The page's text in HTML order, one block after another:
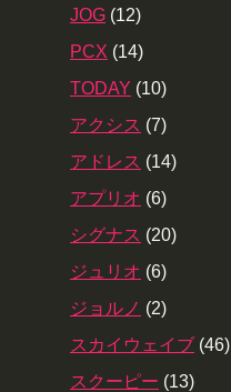
JOG (12)
PCX (14)
TODAY (10)
アクシス (7)
アドレス (14)
アプリオ (6)
シグナス (20)
ジュリオ (6)
ジョルノ (2)
スカイウェイブ (46)
スクーピー (13)